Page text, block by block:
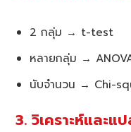
2 กลุ่ม → t-test
หลายกลุ่ม →
นับจำนวน → Chi-
3. วิเคราะห์และแ